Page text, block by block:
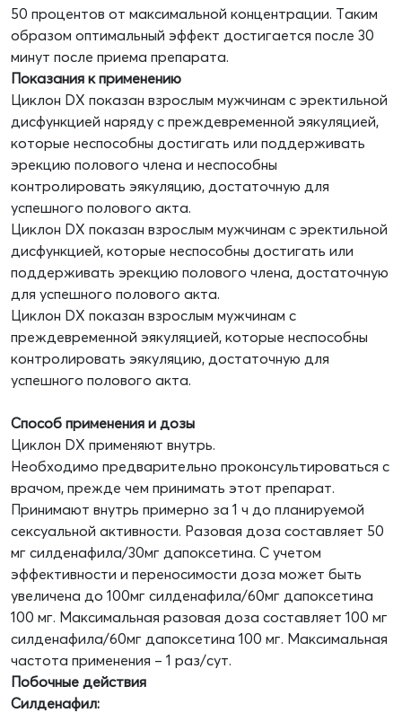
50 процентов от максимальной концентрации. Таким
образом оптимальный эффект достигается после 30
минут после приема препарата.
Показания к применению
Циклон DX показан взрослым мужчинам с эректильной
дисфункцией наряду с преждевременной эякуляцией,
которые неспособны достигать или поддерживать
эрекцию полового члена и неспособны
контролировать эякуляцию, достаточную для
успешного полового акта.
Циклон DX показан взрослым мужчинам с эректильной
дисфункцией, которые неспособны достигать или
поддерживать эрекцию полового члена, достаточную
для успешного полового акта.
Циклон DX показан взрослым мужчинам с
преждевременной эякуляцией, которые неспособны
контролировать эякуляцию, достаточную для
успешного полового акта.
Способ применения и дозы
Циклон DX применяют внутрь.
Необходимо предварительно проконсультироваться с
врачом, прежде чем принимать этот препарат.
Принимают внутрь примерно за 1 ч до планируемой
сексуальной активности. Разовая доза составляет 50
мг силденафила/30мг дапоксетина. С учетом
эффективности и переносимости доза может быть
увеличена до 100мг силденафила/60мг дапоксетина
100 мг. Максимальная разовая доза составляет 100 мг
силденафила/60мг дапоксетина 100 мг. Максимальная
частота применения – 1 раз/сут.
Побочные действия
Силденафил: